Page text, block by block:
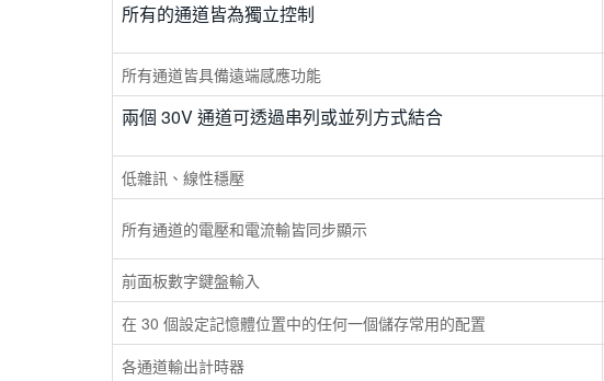
所有的通道皆為獨立控制
所有通道皆具備遠端感應功能
兩個 30V 通道可透過串列或並列方式結合
低雜訊、線性穩壓
所有通道的電壓和電流輸皆同步顯示
前面板數字鍵盤輸入
在 30 個設定記憶體位置中的任何一個儲存常用的配置
各通道輸出計時器